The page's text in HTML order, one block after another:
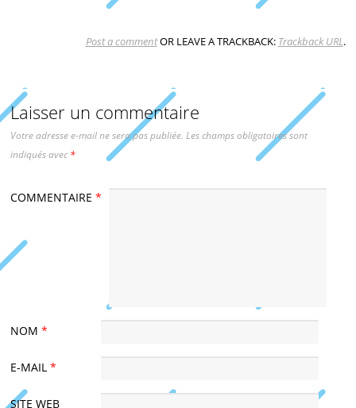
Post a commentOR LEAVE A TRACKBACK: Trackback URL.
Laisser un commentaire
Votre adresse e-mail ne sera pas publiée. Les champs obligatoires sont
indiqués avec*
COMMENTAIRE*
NOM*
E-MAIL*
SITE WEB